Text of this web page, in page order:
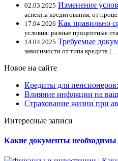
02.03.2025 Изменение
аспекты кредитования, от
17.04.2026 Как правильно
условия: разные процентные
14.04.2025 Требуемые
зависимости от типа кредита
Новое на сайте
Кредиты для
Влияние инфляции на
Страхование жизни при
Интересные записи
Какие документы